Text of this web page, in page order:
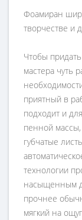
Фоамиран
творчестве и
Чтобы
мастера чуть
приятный в
подходит и
пенной массы,
губчатые
технологии
насыщенным
прочнее
мягкий на